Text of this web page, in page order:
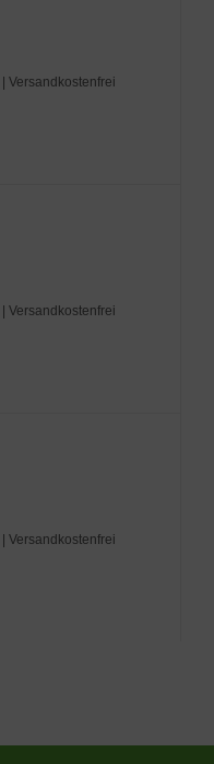
| Versandkostenfrei
| Versandkostenfrei
| Versandkostenfrei